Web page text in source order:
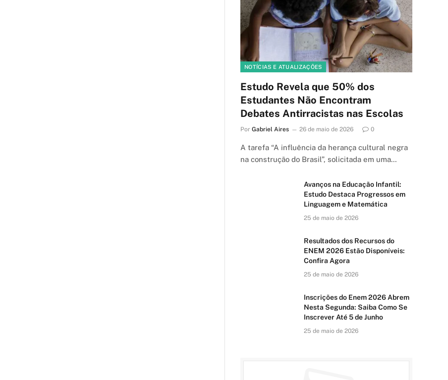
NOTÍCIAS E ATUALIZAÇÕES
Estudo Revela que 50% dos
Estudantes Não Encontram
Debates Antirracistas nas Escolas
Por Gabriel Aires 26 de maio de 2026 0
A tarefa “A influência da herança cultural negra
na construção do Brasil”, solicitada em uma…
Avanços na Educação Infantil:
Estudo Destaca Progressos em
Linguagem e Matemática
25 de maio de 2026
Resultados dos Recursos do
ENEM 2026 Estão Disponíveis:
Confira Agora
25 de maio de 2026
Inscrições do Enem 2026 Abrem
Nesta Segunda: Saiba Como Se
Inscrever Até 5 de Junho
25 de maio de 2026